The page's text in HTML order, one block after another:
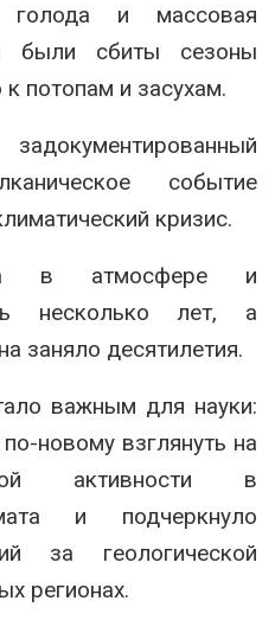
голода и массовая
были сбиты сезоны
потопам и засухам.
событие
кризис.
в атмосфере и
несколько лет, а
заняло десятилетия.
важным для науки:
новому взглянуть на
активности в
и подчеркнуло
за геологической
регионах.